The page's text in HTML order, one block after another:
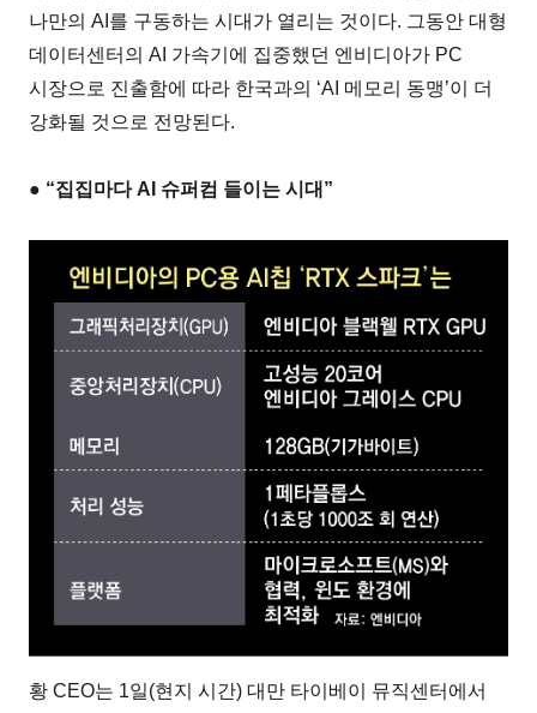
나만의 AI를 구동하는 시대가 열리는 것이다. 그동안 대형
데이터센터의 AI 가속기에 집중했던 엔비디아가 PC
시장으로 진출함에 따라 한국과의 ‘AI 메모리 동맹’이 더
강화될 것으로 전망된다.
● “집집마다 AI 슈퍼컴 들이는 시대”
황 CEO는 1일(현지 시간) 대만 타이베이 뮤직센터에서